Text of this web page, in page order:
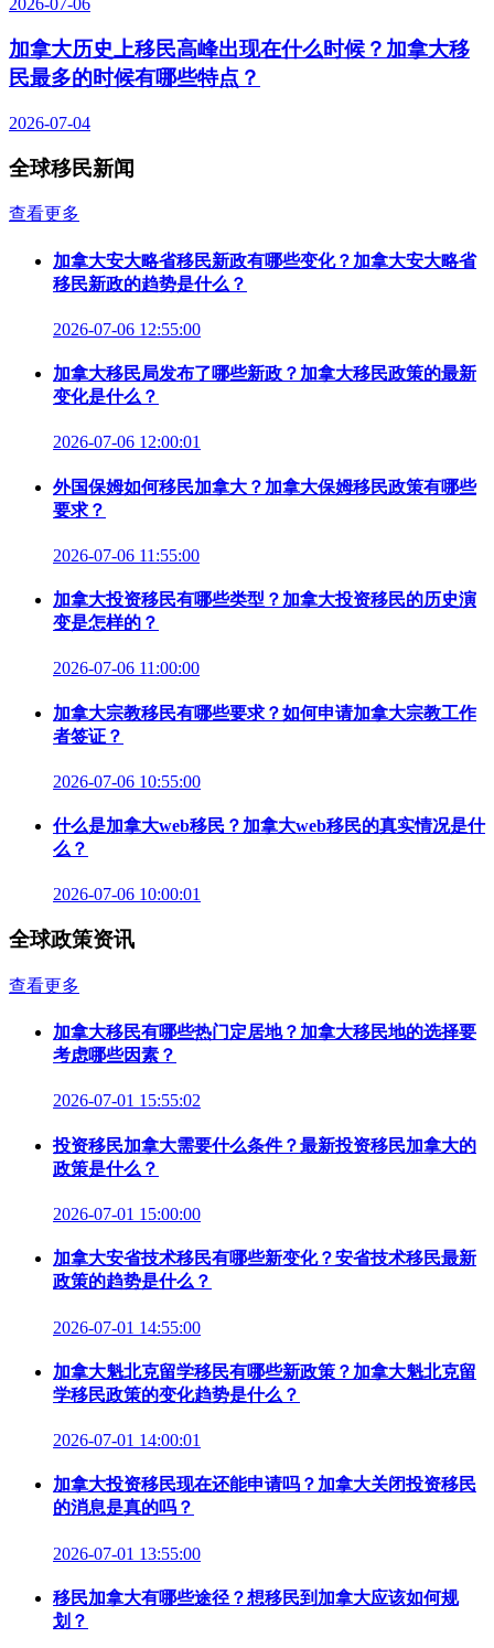
2026-07-06
加拿大历史上移民高峰出现在什么时候？加拿大移
民最多的时候有哪些特点？
2026-07-04
全球移民新闻
查看更多
加拿大安大略省移民新政有哪些变化？加拿大安大略省
移民新政的趋势是什么？
2026-07-06 12:55:00
加拿大移民局发布了哪些新政？加拿大移民政策的最新
变化是什么？
2026-07-06 12:00:01
外国保姆如何移民加拿大？加拿大保姆移民政策有哪些
要求？
2026-07-06 11:55:00
加拿大投资移民有哪些类型？加拿大投资移民的历史演
变是怎样的？
2026-07-06 11:00:00
加拿大宗教移民有哪些要求？如何申请加拿大宗教工作
者签证？
2026-07-06 10:55:00
什么是加拿大web移民？加拿大web移民的真实情况是什
么？
2026-07-06 10:00:01
全球政策资讯
查看更多
加拿大移民有哪些热门定居地？加拿大移民地的选择要
考虑哪些因素？
2026-07-01 15:55:02
投资移民加拿大需要什么条件？最新投资移民加拿大的
政策是什么？
2026-07-01 15:00:00
加拿大安省技术移民有哪些新变化？安省技术移民最新
政策的趋势是什么？
2026-07-01 14:55:00
加拿大魁北克留学移民有哪些新政策？加拿大魁北克留
学移民政策的变化趋势是什么？
2026-07-01 14:00:01
加拿大投资移民现在还能申请吗？加拿大关闭投资移民
的消息是真的吗？
2026-07-01 13:55:00
移民加拿大有哪些途径？想移民到加拿大应该如何规
划？